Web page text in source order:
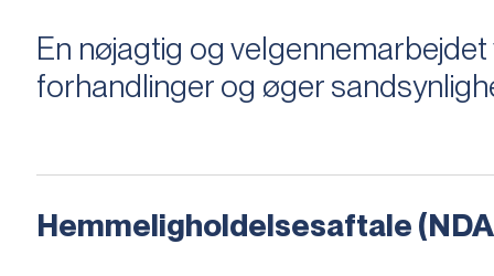
En nøjagtig og
forhandlinger og øger
Hemmeligholdelsesaftale